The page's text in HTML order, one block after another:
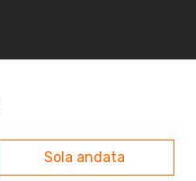
Sola andata